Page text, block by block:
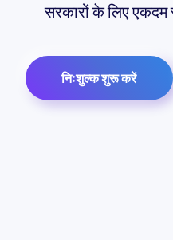
सरकारों के लिए एकदम
निःशुल्क शुरू करें